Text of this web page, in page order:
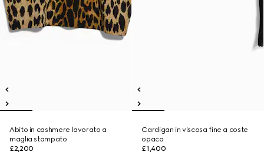
Abito in cashmere lavorato a
maglia stampato
£2,200
Cardigan in viscosa fine a coste
opaca
£1,400